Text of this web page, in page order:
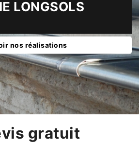
LONGSOLS
nos réalisations
gratuit